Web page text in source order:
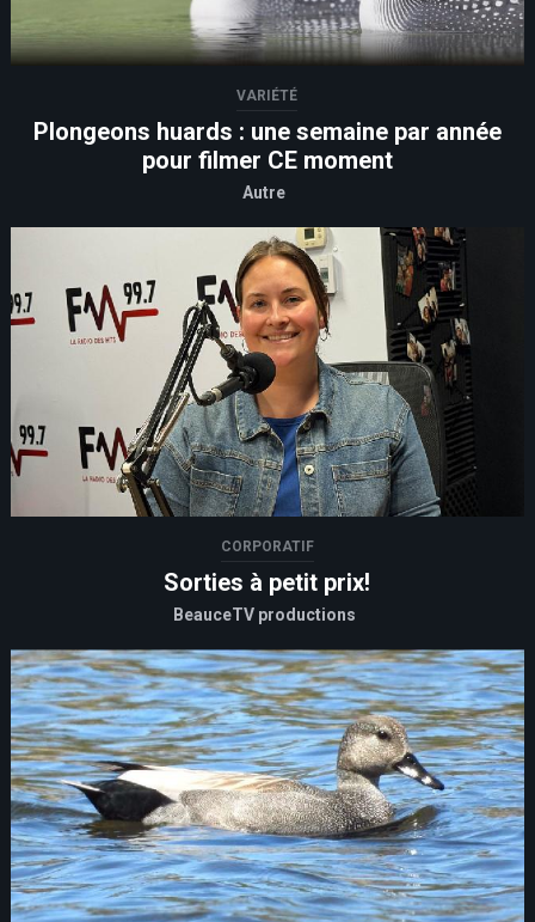
VARIÉTÉ
Plongeons huards : une semaine par année
pour filmer CE moment
Autre
CORPORATIF
Sorties à petit prix!
BeauceTV productions